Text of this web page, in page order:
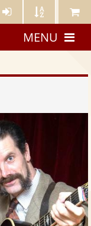
Künstler- Künstler Meine
MENU